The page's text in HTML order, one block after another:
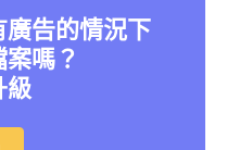
告的情況下
嗎？
級